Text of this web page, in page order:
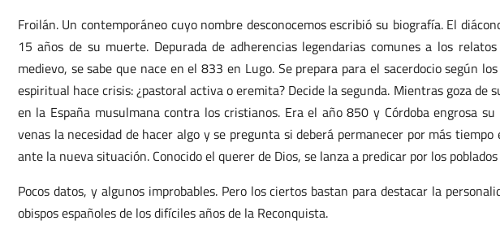
Froilán. Un contemporáneo cuyo nombre desconocemos escribió su biografía. El
15 años de su muerte. Depurada de adherencias legendarias comunes a los
medievo, se sabe que nace en el 833 en Lugo. Se prepara para el sacerdocio según
espiritual hace crisis: ¿pastoral activa o eremita? Decide la segunda. Mientras goza de
en la España musulmana contra los cristianos. Era el año 850 y Córdoba engrosa
venas la necesidad de hacer algo y se pregunta si deberá permanecer por más
ante la nueva situación. Conocido el querer de Dios, se lanza a predicar por los
Pocos datos, y algunos improbables. Pero los ciertos bastan para destacar la
obispos españoles de los difíciles años de la Reconquista.